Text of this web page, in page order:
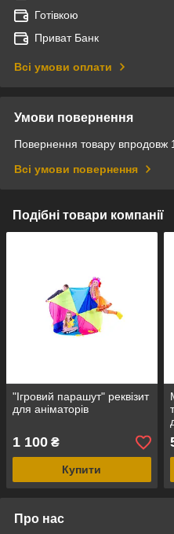
Готівкою
Приват Банк
Всі умови оплати
Умови повернення
Повернення товару впродовж
Всі умови повернення
Подібні товари компанії
"Ігровий парашут" реквізит
для аніматорів
1 100 ₴
Купити
Про нас